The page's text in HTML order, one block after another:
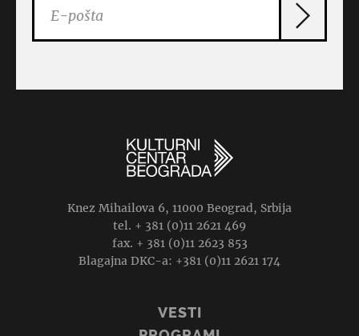
Knez Mihailova 6, 11000 Beograd, Srbija
tel. + 381 (0)11 2621 469
fax. + 381 (0)11 2623 853
Blagajna DKC-a: +381 (0)11 2621 174
VESTI